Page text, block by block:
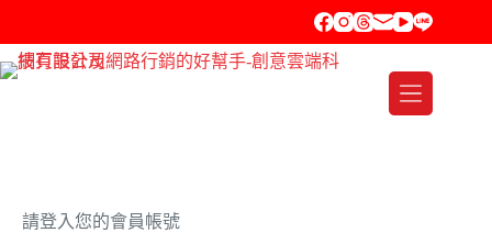
請登入您的會員帳號